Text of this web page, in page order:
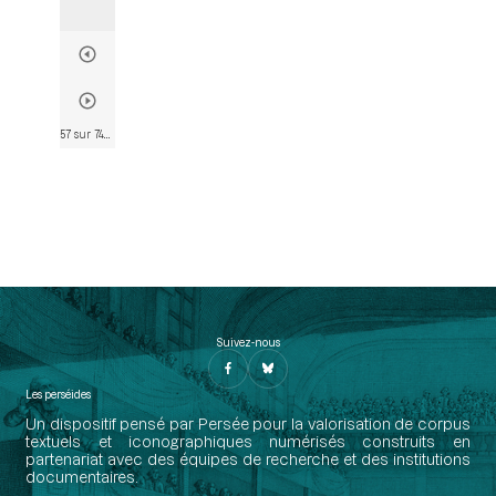
Suivez-nous
Les perséides
Un dispositif pensé par Persée pour la valorisation de corpus
textuels et iconographiques numérisés construits en
partenariat avec des équipes de recherche et des institutions
documentaires.